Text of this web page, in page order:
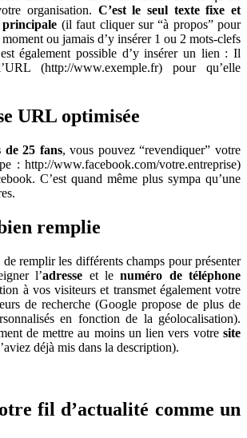
organisation. C’est le seul texte fixe et
principale (il faut cliquer sur “à propos” pour
ou jamais d’y insérer 1 ou 2 mots-clefs
également possible d’y insérer un lien : Il
(http://www.exemple.fr) pour qu’elle
URL optimisée
de 25 fans, vous pouvez “revendiquer” votre
: http://www.facebook.com/votre.entreprise)
C’est quand même plus sympa qu’une
remplie
remplir les différents champs pour présenter
l’adresse et lenuméro de téléphone
à vos visiteurs et transmet également votre
de recherche (Google propose de plus de
en fonction de la géolocalisation).
de mettre au moins un lien vers votre site
déjà mis dans la description).
fil d’actualité comme un